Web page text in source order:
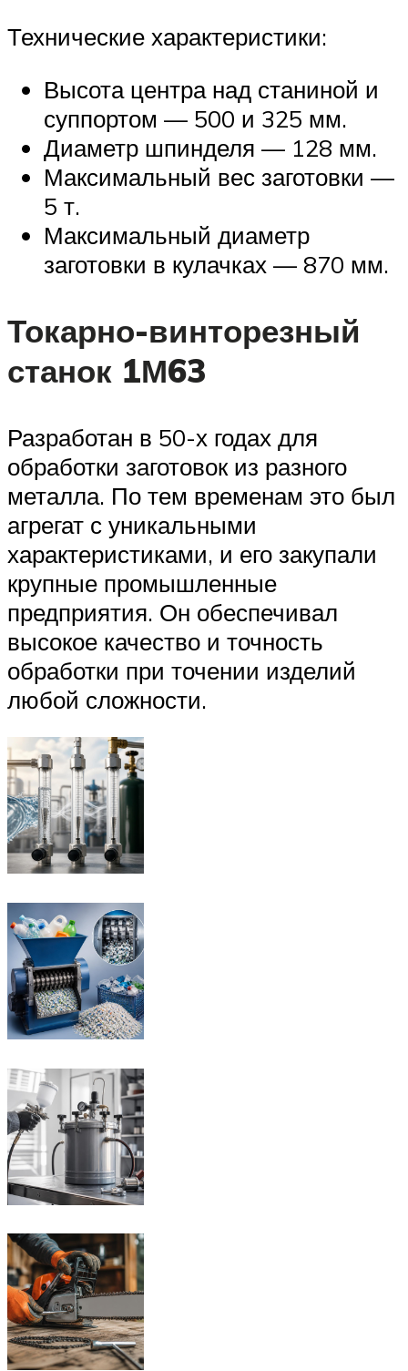
Технические характеристики:
Высота центра над станиной и
суппортом — 500 и 325 мм.
Диаметр шпинделя — 128 мм.
Максимальный вес заготовки —
5 т.
Максимальный диаметр
заготовки в кулачках — 870 мм.
Токарно-винторезный
станок 1М63
Разработан в 50-х годах для
обработки заготовок из разного
металла. По тем временам это был
агрегат с уникальными
характеристиками, и его закупали
крупные промышленные
предприятия. Он обеспечивал
высокое качество и точность
обработки при точении изделий
любой сложности.